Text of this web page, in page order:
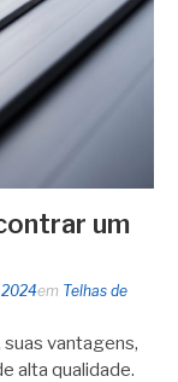
um
em Telhas de
vantagens,
alta qualidade.